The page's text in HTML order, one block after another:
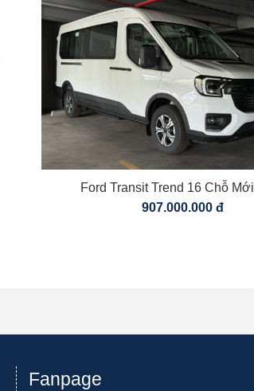
Ford Transit Trend 16 Chỗ
907.000.000 đ
Fanpage